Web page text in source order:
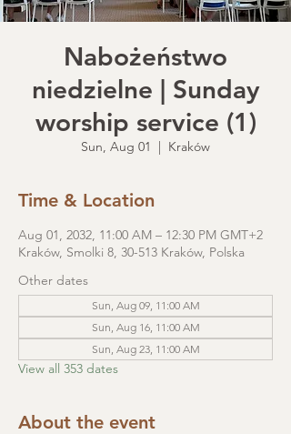
Nabożeństwo
niedzielne | Sunday
worship service (1)
Sun, Aug 01
  |
Kraków
Time & Location
Aug 01, 2032, 11:00 AM – 12:30 PM GMT+2
Kraków, Smolki 8, 30-513 Kraków, Polska
Other dates
Sun, Aug 09, 11:00 AM
Sun, Aug 16, 11:00 AM
Sun, Aug 23, 11:00 AM
View all 353 dates
About the event